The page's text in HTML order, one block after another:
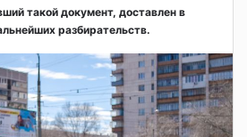
такой документ, доставлен в
разбирательств.